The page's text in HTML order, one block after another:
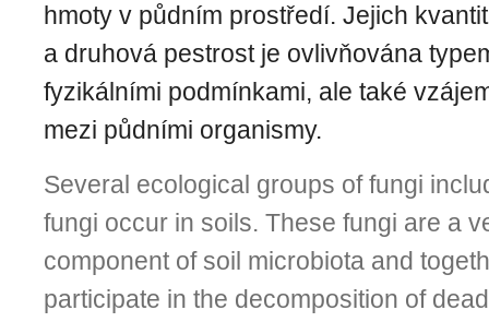
hmoty v půdním prostředí. Jejich
a druhová pestrost je ovlivňována
fyzikálními podmínkami, ale také
mezi půdními organismy.
Several ecological groups of fungi
fungi occur in soils. These fungi are a
component of soil microbiota and
participate in the decomposition of